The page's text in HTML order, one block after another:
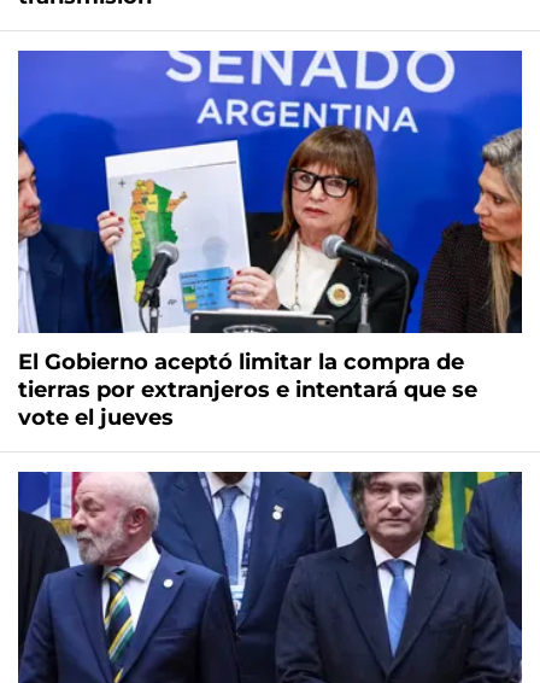
El Gobierno aceptó limitar la compra de
tierras por extranjeros e intentará que se
vote el jueves